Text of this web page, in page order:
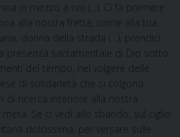
in mezzo a noi (…). Ci fa premere
alla nostra fretta, come alla tua,
donna della strada (…), prendici
presenza sacramentale di Dio sotto
del tempo, nel volgere delle
di solidarietà che si colgono
di ricerca interiore alla nostra
Se ci vedi allo sbando, sul ciglio
dolcissima, per versare sulle